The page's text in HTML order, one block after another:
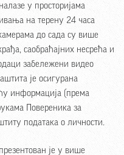
у просторијама
на терену 24 часа
до сада су више
саобраћајних несрећа и
забележени видео
је осигурана
информација (према
Повереника за
података о личности.
је у више